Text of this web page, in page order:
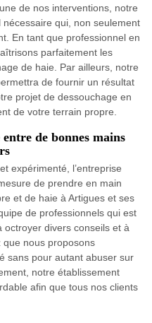
de nos interventions, notre
qui, non seulement
En tant que professionnel en
parfaitement les
de haie. Par ailleurs, notre
de fournir un résultat
projet de dessouchage en
de votre terrain propre.
de bonnes mains
expérimenté, l’entreprise
de prendre en main
et de haie à Artigues et ses
de professionnels qui est
octroyer divers conseils et à
nous proposons
sans pour autant abuser sur
notre établissement
afin que tous nos clients